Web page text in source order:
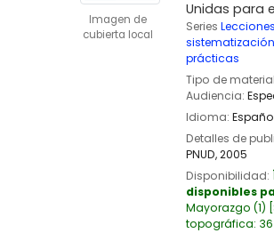
Imagen de
cubierta local
Unidas para
Series
prácticas
Tipo de
Audiencia:
Idioma:
Detalles de
PNUD,2005
Disponibilidad:
disponibles
Mayorazgo (1)
topográfica: